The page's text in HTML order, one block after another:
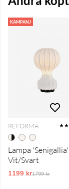
KAMPANJ
REFORMA
Lampa
Vit/Svart
1199 krOrdinarie
1799 kr